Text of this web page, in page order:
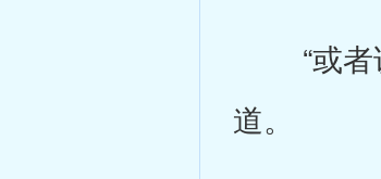
“或者说
道。